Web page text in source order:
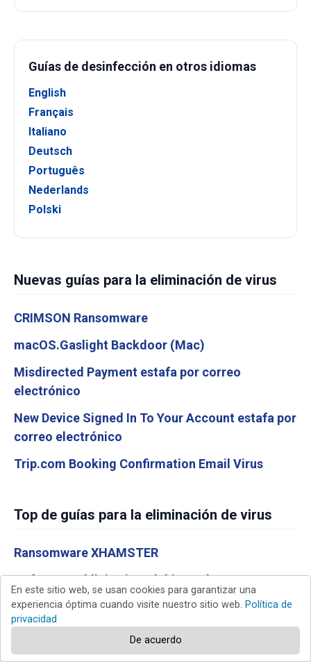
Guías de desinfección en otros idiomas
English
Français
Italiano
Deutsch
Português
Nederlands
Polski
Nuevas guías para la eliminación de virus
CRIMSON Ransomware
macOS.Gaslight Backdoor (Mac)
Misdirected Payment estafa por correo
electrónico
New Device Signed In To Your Account estafa por
correo electrónico
Trip.com Booking Confirmation Email Virus
Top de guías para la eliminación de virus
Ransomware XHAMSTER
Software publicitario Dolphin Deals
Virus COM Surrogate
En este sitio web, se usan cookies para garantizar una
experiencia óptima cuando visite nuestro sitio web. Política de
privacidad
De acuerdo